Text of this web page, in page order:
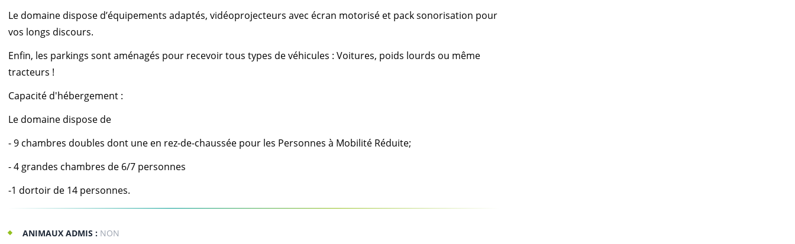
Le domaine dispose d’équipements adaptés, vidéoprojecteurs avec écran motorisé et pack sonorisation pour
vos longs discours.
Enfin, les parkings sont aménagés pour recevoir tous types de véhicules : Voitures, poids lourds ou même
tracteurs !
Capacité d'hébergement :
Le domaine dispose de
- 9 chambres doubles dont une en rez-de-chaussée pour les Personnes à Mobilité Réduite;
- 4 grandes chambres de 6/7 personnes
-1 dortoir de 14 personnes.
ANIMAUX ADMIS : NON